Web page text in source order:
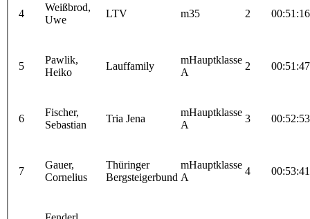
4
Weißbrod,
Uwe
LTV m35 2 00:51:16
5
Pawlik,
Heiko
Lauffamily
mHauptklasse
A
2 00:51:47
6
Fischer,
Sebastian
Tria Jena
mHauptklasse
A
3 00:52:53
7
Gauer,
Cornelius
Thüringer
Bergsteigerbund
mHauptklasse
A
4 00:53:41